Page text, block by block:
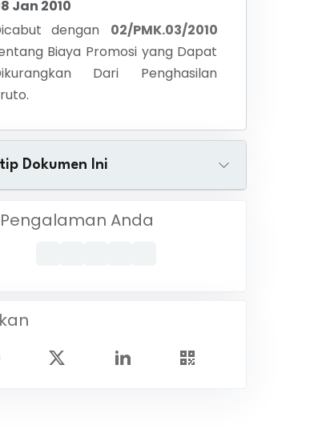
Jan 2010
dengan
02/PMK.03/2010
Biaya Promosi yang Dapat
Dari Penghasilan
Dokumen Ini
Anda